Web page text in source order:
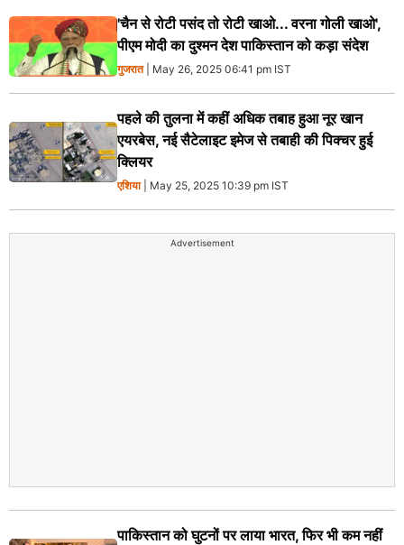
'चैन से रोटी पसंद तो रोटी खाओ... वरना गोली खाओ',
पीएम मोदी का दुश्मन देश पाकिस्तान को कड़ा संदेश
गुजरात| May 26, 2025 06:41 pm IST
पहले की तुलना में कहीं अधिक तबाह हुआ नूर खान
एयरबेस, नई सैटेलाइट इमेज से तबाही की पिक्चर हुई
क्लियर
एशिया| May 25, 2025 10:39 pm IST
Advertisement
पाकिस्तान को घुटनों पर लाया भारत, फिर भी कम नहीं